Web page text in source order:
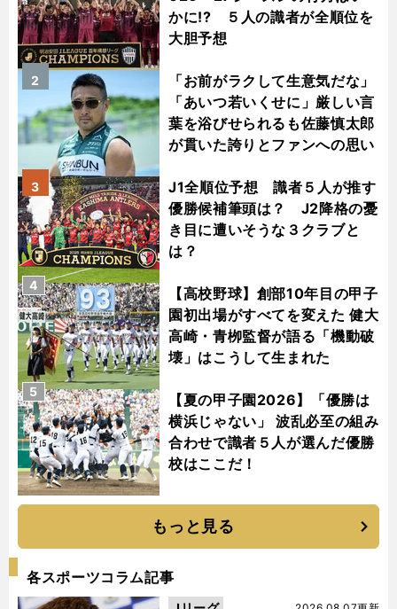
かに!? ５人の識者が全順位を
大胆予想
「お前がラクして生意気だな」
「あいつ若いくせに」厳しい言
葉を浴びせられるも佐藤慎太郎
が貫いた誇りとファンへの思い
2
J1全順位予想 識者５人が推す
優勝候補筆頭は？ J2降格の憂
き目に遭いそうな３クラブと
は？
3
【高校野球】創部10年目の甲子
園初出場がすべてを変えた 健大
高崎・青栁監督が語る「機動破
壊」はこうして生まれた
4
【夏の甲子園2026】「優勝は
横浜じゃない」 波乱必至の組み
合わせで識者５人が選んだ優勝
校はここだ！
5
もっと見る
各スポーツコラム記事